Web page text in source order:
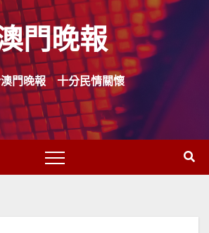
門晚報
門晚報 十分民情關懷